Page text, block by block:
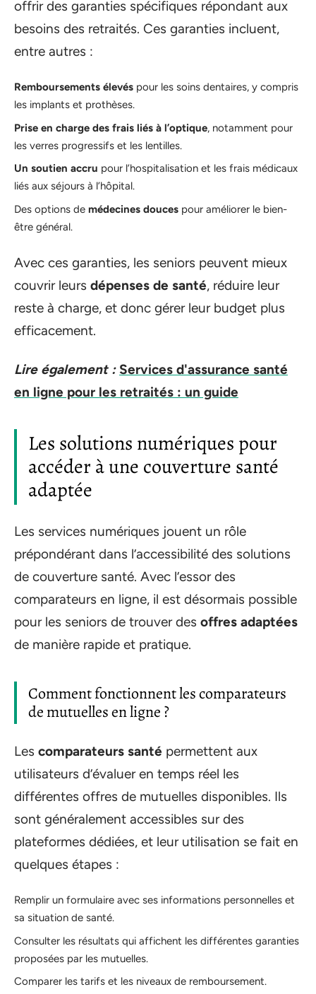
offrir des garanties spécifiques répondant aux
besoins des retraités. Ces garanties incluent,
entre autres :
Remboursements élevés pour les soins dentaires, y compris
les implants et prothèses.
Prise en charge des frais liés à l’optique, notamment pour
les verres progressifs et les lentilles.
Un soutien accru pour l’hospitalisation et les frais médicaux
liés aux séjours à l’hôpital.
Des options de médecines douces pour améliorer le bien-
être général.
Avec ces garanties, les seniors peuvent mieux
couvrir leurs dépenses de santé, réduire leur
reste à charge, et donc gérer leur budget plus
efficacement.
Lire également : Services d'assurance santé
en ligne pour les retraités : un guide
Les solutions numériques pour
accéder à une couverture santé
adaptée
Les services numériques jouent un rôle
prépondérant dans l’accessibilité des solutions
de couverture santé. Avec l’essor des
comparateurs en ligne, il est désormais possible
pour les seniors de trouver des offres adaptées
de manière rapide et pratique.
Comment fonctionnent les comparateurs
de mutuelles en ligne ?
Les comparateurs santé permettent aux
utilisateurs d’évaluer en temps réel les
différentes offres de mutuelles disponibles. Ils
sont généralement accessibles sur des
plateformes dédiées, et leur utilisation se fait en
quelques étapes :
Remplir un formulaire avec ses informations personnelles et
sa situation de santé.
Consulter les résultats qui affichent les différentes garanties
proposées par les mutuelles.
Comparer les tarifs et les niveaux de remboursement.